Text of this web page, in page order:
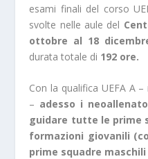
esami finali del corso
svolte nelle aule del
ottobre al 18
durata totale di 192 ore.
Con la qualifica UEFA A
– adesso i
guidare tutte le prime
formazioni giovanili
prime squadre